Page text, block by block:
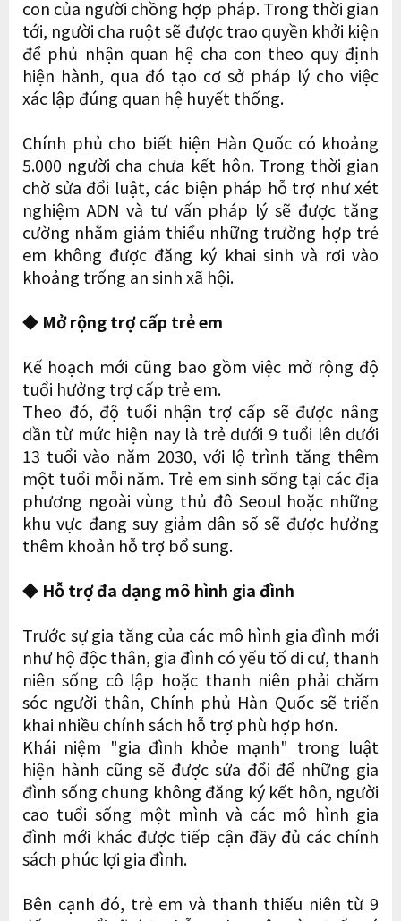
con của người chồng hợp pháp. Trong thời gian
tới, người cha ruột sẽ được trao quyền khởi kiện
để phủ nhận quan hệ cha con theo quy định
hiện hành, qua đó tạo cơ sở pháp lý cho việc
xác lập đúng quan hệ huyết thống.
Chính phủ cho biết hiện Hàn Quốc có khoảng
5.000 người cha chưa kết hôn. Trong thời gian
chờ sửa đổi luật, các biện pháp hỗ trợ như xét
nghiệm ADN và tư vấn pháp lý sẽ được tăng
cường nhằm giảm thiểu những trường hợp trẻ
em không được đăng ký khai sinh và rơi vào
khoảng trống an sinh xã hội.
◆ Mở rộng trợ cấp trẻ em
Kế hoạch mới cũng bao gồm việc mở rộng độ
tuổi hưởng trợ cấp trẻ em.
Theo đó, độ tuổi nhận trợ cấp sẽ được nâng
dần từ mức hiện nay là trẻ dưới 9 tuổi lên dưới
13 tuổi vào năm 2030, với lộ trình tăng thêm
một tuổi mỗi năm. Trẻ em sinh sống tại các địa
phương ngoài vùng thủ đô Seoul hoặc những
khu vực đang suy giảm dân số sẽ được hưởng
thêm khoản hỗ trợ bổ sung.
◆ Hỗ trợ đa dạng mô hình gia đình
Trước sự gia tăng của các mô hình gia đình mới
như hộ độc thân, gia đình có yếu tố di cư, thanh
niên sống cô lập hoặc thanh niên phải chăm
sóc người thân, Chính phủ Hàn Quốc sẽ triển
khai nhiều chính sách hỗ trợ phù hợp hơn.
Khái niệm "gia đình khỏe mạnh" trong luật
hiện hành cũng sẽ được sửa đổi để những gia
đình sống chung không đăng ký kết hôn, người
cao tuổi sống một mình và các mô hình gia
đình mới khác được tiếp cận đầy đủ các chính
sách phúc lợi gia đình.
Bên cạnh đó, trẻ em và thanh thiếu niên từ 9